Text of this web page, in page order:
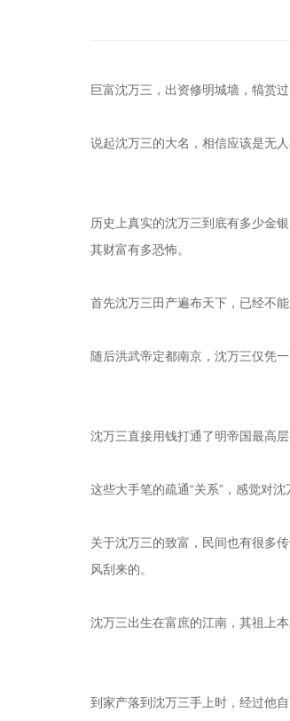
巨富沈万三，出资修明城墙，犒赏
说起沈万三的大名，相信应该是无
历史上真实的沈万三到底有多少金
其财富有多恐怖。
首先沈万三田产遍布天下，已经不
随后洪武帝定都南京，沈万三仅凭
沈万三直接用钱打通了明帝国最高
这些大手笔的疏通“关系”，感觉对
关于沈万三的致富，民间也有很多
风刮来的。
沈万三出生在富庶的江南，其祖上
到家产落到沈万三手上时，经过他